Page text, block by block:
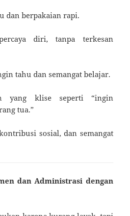
dan berpakaian rapi.
diri, tanpa terkesan
tahu dan semangat belajar.
yang klise seperti “ingin
tua.”
sosial, dan semangat
dan Administrasi dengan